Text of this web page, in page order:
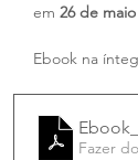
em 26 de
Ebook na
Fazer